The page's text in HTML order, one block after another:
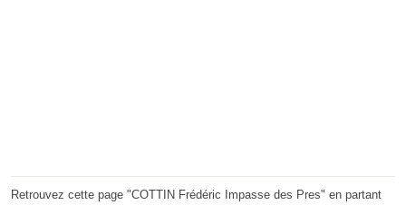
Retrouvez cette page "COTTIN Frédéric Impasse des Pres" en partant